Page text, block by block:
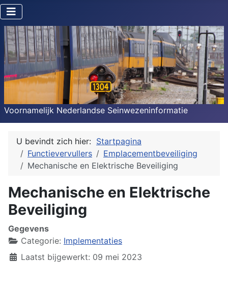
Voornamelijk Nederlandse Seinwezeninformatie
U bevindt zich hier: Startpagina
Functievervullers
Emplacementbeveiliging
Mechanische en Elektrische Beveiliging
Mechanische en Elektrische
Beveiliging
Gegevens
Categorie: Implementaties
Laatst bijgewerkt: 09 mei 2023